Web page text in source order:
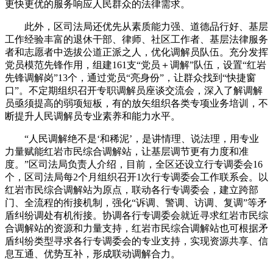
更快更优的服务响应人民群众的法律需求。
此外，区司法局还优先从素质能力强、道德品行好、基层
工作经验丰富的退休干部、律师、社区工作者、基层法律服务
者和志愿者中选拔公道正派之人，优化调解员队伍。充分发挥
党员模范先锋作用，组建161支“党员＋调解”队伍，设置“红岩
先锋调解岗”13个，通过党员“亮身份”，让群众找到“快捷窗
口”。不定期组织召开专职调解员座谈交流会，深入了解调解
员亟须提高的弱项短板，有的放矢组织各类专项业务培训，不
断提升人民调解员专业素养和能力水平。
“人民调解绝不是‘和稀泥’，是讲情理、说法理，用专业
力量赋能红岩市民综合调解站，让基层调节更有力度和准
度。”区司法局负责人介绍，目前，全区还设立行专调委会16
个，区司法局每2个月组织召开1次行专调委会工作联系会。以
红岩市民综合调解站为原点，联动各行专调委会，建立跨部
门、全流程的衔接机制，强化“诉调、警调、访调、复调”等矛
盾纠纷调处有机衔接。协调各行专调委会就近寻求红岩市民综
合调解站的资源和力量支持，红岩市民综合调解站也可根据矛
盾纠纷类型寻求各行专调委会的专业支持，实现资源共享、信
息互通、优势互补，形成联动调解合力。